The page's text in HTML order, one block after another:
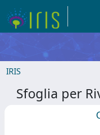
IRIS
Sfoglia per